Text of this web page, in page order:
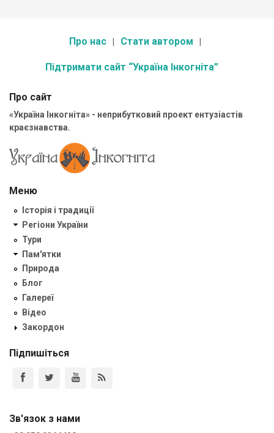
Про нас Стати автором
Підтримати сайт “Україна Інкогніта”
Про сайт
«Україна Інкогніта» - неприбутковий проект ентузіастів
краєзнавства.
Меню
Історія і традиції
Регіони України
Тури
Пам'ятки
Природа
Блог
Галереї
Відео
Закордон
Підпишіться
Зв'язок з нами